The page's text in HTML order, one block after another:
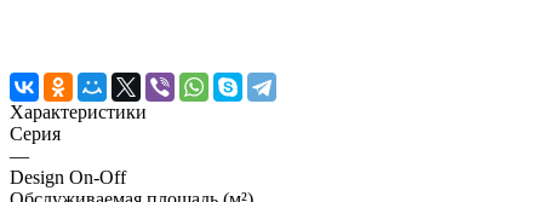
Характеристики
Серия
—
Design On-Off